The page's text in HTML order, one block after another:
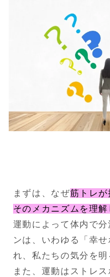
まずは、なぜ筋トレ
そのメカニズムを理解
運動によって体内で
ンは、いわゆる「幸
れ、私たちの気分を明
また、運動はストレ